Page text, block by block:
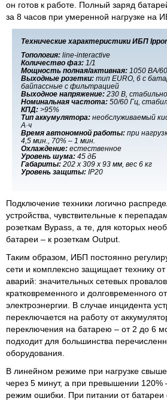
он готов к работе. Полный заряд
за 8 часов при умеренной нагрузке на
Технические характеристики ИБП
Топология: line-interactive
Количество фаз: 1/1
Мощность полная/активная: 1050 ВA/
Выходные розетки: тип EURO, 6 с
байпассные с фильтрацией
Выходное напряжение: 230 В,
Номинальная частота: 50/60 Гц,
КПД: >95%
Тип аккумулятора: необслуживаемый
А·ч
Время автономной работы: при
4,5 мин., 70% – 1 мин.
Охлаждение: естественное
Уровень шума: 45 дБ
Габариты: 202 х 309 х 93 мм, вес 6 кг
Уровень защиты: IP20
Подключение техники логично
устройства, чувствительные к
розеткам Bypass, а те, для которых
батареи – к розеткам Output.
Таким образом, ИБП постоянно
сети и комплексно защищает технику
аварий: значительных сетевых провалов
кратковременного и долговременного
электроэнергии. В случае инцидента
переключается на работу от
переключения на батарею – от 2 до 6
подходит для большинства
оборудования.
В линейном режиме при нагрузке
через 5 минут, а при превышении 120%
режим ошибки. При питании от батареи